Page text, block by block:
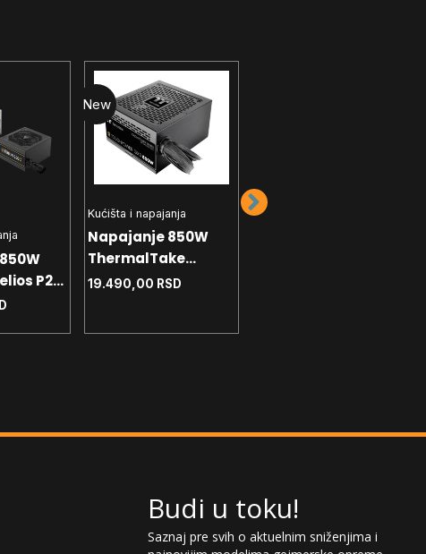
P2-
New
Kućišta i napajanja
Napajanje 850W
ThermalTake
Toughpower GX3
19.490,00 RSD
Budi u toku!
Saznaj pre svih o aktuelnim sniženjima i